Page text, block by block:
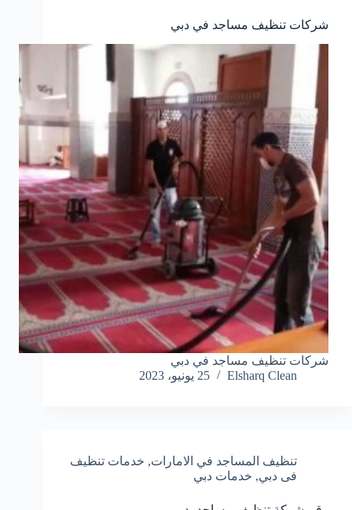
شركات تنظيف مساجد في دبي
شركات تنظيف مساجد في دبي
Elsharq Clean
25 يونيو، 2023
تنظيف المساجد في الامارات, خدمات تنظيف
فى دبي, خدمات دبي